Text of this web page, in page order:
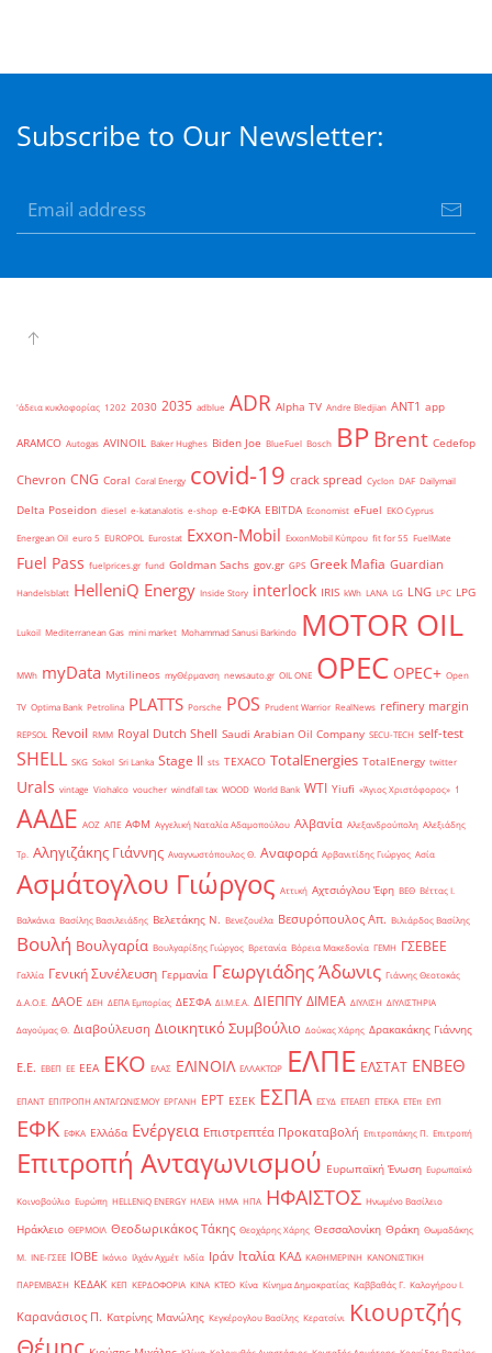
Subscribe to Our Newsletter:
'άδεια κυκλοφορίας 1202 2030 2035 adblue ADR Alpha TV Andre Bledjian ANT1 app
ARAMCO Autogas AVINOIL Baker Hughes Biden Joe BlueFuel Bosch BPBrent Cedefop
Chevron CNG Coral Coral Energy covid-19 crack spread Cyclon DAF Dailymail
Delta Poseidon diesel e-katanalotis e-shop e-ΕΦΚΑ EBITDA Economist eFuel EKO Cyprus
Energean Oil euro 5 EUROPOL Eurostat Exxon-Mobil ExxonMobil Κύπρου fit for 55 FuelMate
Fuel Pass fuelprices.gr fund Goldman Sachs gov.gr GPS Greek Mafia Guardian
Handelsblatt HelleniQ Energy Inside Story interlock IRIS kWh LANA LG LNG LPC LPG
Lukoil Mediterranean Gas mini market Mohammad Sanusi Barkindo MOTOR OIL
MWh myData Mytilineos myΘέρμανση newsauto.gr OIL ONE OPEC OPEC+ Open
TV Optima Bank Petrolina PLATTS Porsche POS Prudent Warrior RealNews refinery margin
REPSOL Revoil RMM Royal Dutch Shell Saudi Arabian Oil Company SECU-TECH self-test
SHELL SKG Sokol Sri Lanka Stage II sts TEXACO TotalEnergies TotalEnergy twitter
Urals vintage Viohalco voucher windfall tax WOOD World Bank WTI Yiufi «Άγιος Χριστόφορος» ΄1
ΑΑΔΕ ΑΟΖ ΑΠΕ ΑΦΜ Αγγελική Ναταλία Αδαμοπούλου Αλβανία Αλεξανδρούπολη Αλεξιάδης
Τρ. Αληγιζάκης Γιάννης Αναγνωστόπουλος Θ. Αναφορά Αρβανιτίδης Γιώργος Ασία
Ασμάτογλου Γιώργος Αττική Αχτσιόγλου Έφη ΒΕΘ Βέττας Ι.
Βαλκάνια Βασίλης Βασιλειάδης Βελετάκης Ν. Βενεζουέλα Βεσυρόπουλος Απ. Βιλιάρδος Βασίλης
Βουλή Βουλγαρία Βουλγαρίδης Γιώργος Βρετανία Βόρεια Μακεδονία ΓΕΜΗ ΓΣΕΒΕΕ
Γαλλία Γενική Συνέλευση Γερμανία Γεωργιάδης Άδωνις Γιάννης Θεοτοκάς
Δ.Α.Ο.Ε. ΔΑΟΕ ΔΕΗ ΔΕΠΑ Εμπορίας ΔΕΣΦΑ ΔΙ.Μ.Ε.Α. ΔΙΕΠΠΥ ΔΙΜΕΑ ΔΙΥΛΙΣΗ ΔΙΥΛΙΣΤΗΡΙΑ
Δαγούμας Θ. Διαβούλευση Διοικητικό Συμβούλιο Δούκας Χάρης Δρακακάκης Γιάννης
Ε.Ε. ΕΒΕΠ ΕΕ ΕΕΑ ΕΚΟ ΕΛΑΣ ΕΛΙΝΟΙΛ ΕΛΛΑΚΤΩΡ ΕΛΠΕ ΕΛΣΤΑΤ ΕΝΒΕΘ
ΕΠΑΝΤ ΕΠΙΤΡΟΠΗ ΑΝΤΑΓΩΝΙΣΜΟΥ ΕΡΓΑΝΗ ΕΡΤ ΕΣΕΚ ΕΣΠΑ ΕΣΥΔ ΕΤΕΑΕΠ ΕΤΕΚΑ ΕΤΕπ ΕΥΠ
ΕΦΚ ΕΦΚΑ Ελλάδα Ενέργεια Επιστρεπτέα Προκαταβολή Επιτροπάκης Π. Επιτροπή
Επιτροπή Ανταγωνισμού Ευρωπαϊκή Ένωση Ευρωπαϊκό
Κοινοβούλιο Ευρώπη ΗELLENiQ ENERGY ΗΛΕΙΑ ΗΜΑ ΗΠΑ ΗΦΑΙΣΤΟΣ Ηνωμένο Βασίλειο
Ηράκλειο ΘΕΡΜΟΙΛ Θεοδωρικάκος Τάκης Θεοχάρης Χάρης Θεσσαλονίκη Θράκη Θωμαδάκης
Μ. ΙΝΕ-ΓΣΕΕ ΙΟΒΕ Ικόνιο Ιλχάν Αχμέτ Ινδία Ιράν Ιταλία ΚΑΔ ΚΑΘΗΜΕΡΙΝΗ ΚΑΝΟΝΙΣΤΙΚΗ
ΠΑΡΕΜΒΑΣΗ ΚΕΔΑΚ ΚΕΠ ΚΕΡΔΟΦΟΡΙΑ ΚΙΝΑ ΚΤΕΟ Κίνα Κίνημα Δημοκρατίας Καββαθάς Γ. Καλογήρου Ι.
Καρανάσιος Π. Κατρίνης Μανώλης Κεγκέρογλου Βασίλης Κερατσίνι Κιουρτζής